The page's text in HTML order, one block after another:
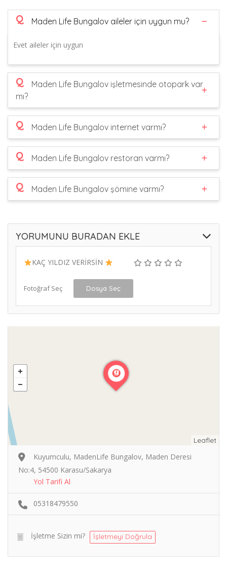
Q Maden Life Bungalov aileler için uygun mu?
Evet aileler için uygun
Q
Maden Life Bungalov işletmesinde otopark var
mı?
Q Maden Life Bungalov internet varmı?
Q Maden Life Bungalov restoran varmı?
Q Maden Life Bungalov şömine varmı?
YORUMUNU BURADAN EKLE
KAÇ YILDIZ VERİRSİN
Fotoğraf Seç Dosya Seç
Leaflet
Kuyumculu, MadenLife Bungalov, Maden Deresi
No:4, 54500 Karasu/Sakarya
Yol Tarifi Al
05318479550
İşletme Sizin mi? İşletmeyi Doğrula